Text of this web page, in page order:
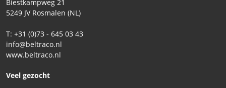
Biestkampweg 21
5249 JV Rosmalen (NL)
T: +31 (0)73 - 645 03 43
info@beltraco.nl
www.beltraco.nl
Veel gezocht